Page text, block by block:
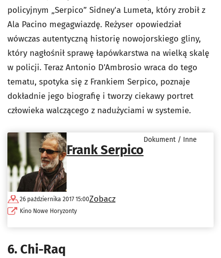
policyjnym „Serpico” Sidney'a Lumeta, który zrobił z
Ala Pacino megagwiazdę. Reżyser opowiedział
wówczas autentyczną historię nowojorskiego gliny,
który nagłośnił sprawę łapówkarstwa na wielką skalę
w policji. Teraz Antonio D'Ambrosio wraca do tego
tematu, spotyka się z Frankiem Serpico, poznaje
dokładnie jego biografię i tworzy ciekawy portret
człowieka walczącego z nadużyciami w systemie.
Frank Serpico
Dokument / Inne
26 października 2017 15:00
Kino Nowe Horyzonty
Zobacz
6. Chi-Raq